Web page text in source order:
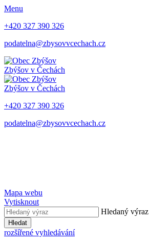
Menu
+420 327 390 326
podatelna@zbysovvcechach.cz
Zbýšov v Čechách
Zbýšov v Čechách
+420 327 390 326
podatelna@zbysovvcechach.cz
Mapa webu
Vytisknout
Hledaný výraz
Hledat
rozšířené vyhledávání